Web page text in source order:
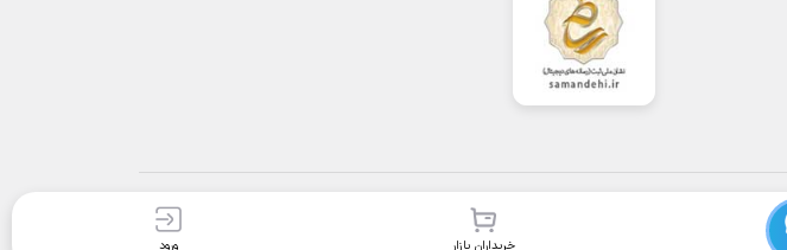
خریداران بازار ورود